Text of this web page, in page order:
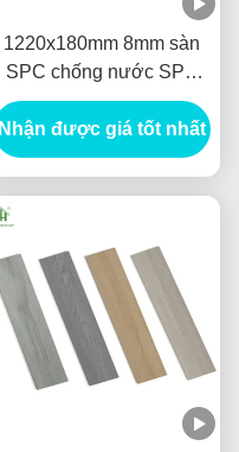
1220x180mm 8mm sàn
SPC chống nước SPC
Vinyl Click sàn cho
phòng khách phòng ngủ
Nhận được giá tốt nhất